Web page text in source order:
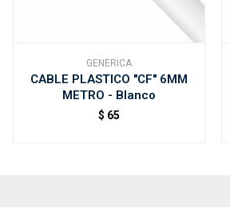
GENERICA
CABLE PLASTICO "CF" 6MM
METRO - Blanco
$ 65